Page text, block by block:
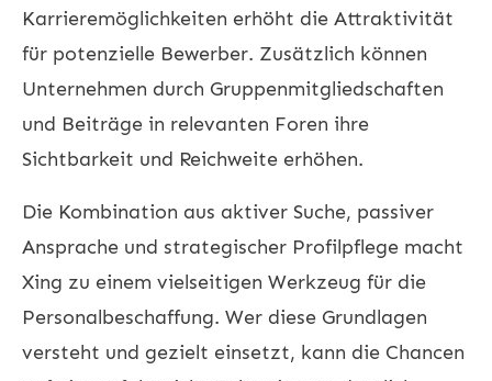
Karrieremöglichkeiten erhöht die Attraktivität
für potenzielle Bewerber. Zusätzlich können
Unternehmen durch Gruppenmitgliedschaften
und Beiträge in relevanten Foren ihre
Sichtbarkeit und Reichweite erhöhen.
Die Kombination aus aktiver Suche, passiver
Ansprache und strategischer Profilpflege macht
Xing zu einem vielseitigen Werkzeug für die
Personalbeschaffung. Wer diese Grundlagen
versteht und gezielt einsetzt, kann die Chancen